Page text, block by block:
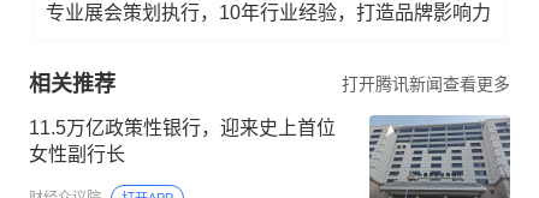
专业展会策划执行，10年行业经验，打造品牌影响力
相关推荐 打开腾讯新闻查看更多
11.5万亿政策性银行，迎来史上首位
女性副行长